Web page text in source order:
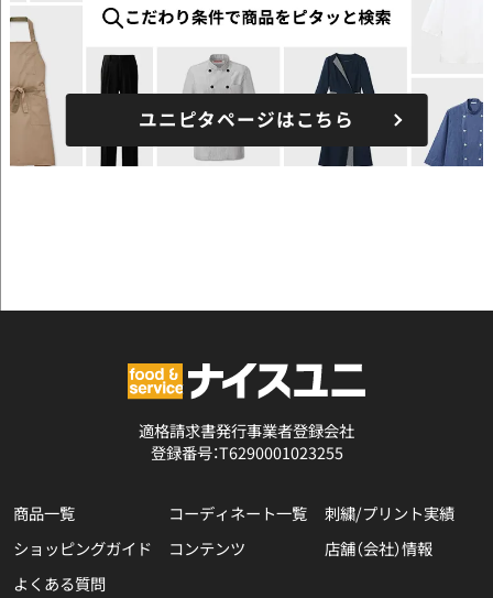
ユニピタページはこちら
適格請求書発行事業者登録会社
登録番号：T6290001023255
商品一覧 コーディネート一覧
刺繍/プリント実績
ショッピングガイド
コンテンツ
店舗（会社）情報
よくある質問